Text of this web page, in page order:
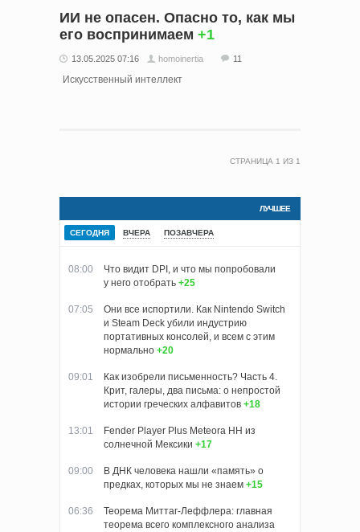
ИИ не опасен. Опасно то, как мы
его воспринимаем +1
13.05.2025 07:16 homoinertia 11
Искусственный интеллект
СТРАНИЦА 1 ИЗ 1
ЛУЧШЕЕ
СЕГОДНЯ ВЧЕРА ПОЗАВЧЕРА
08:00
Что видит DPI, и что мы попробовали
у него отобрать +25
07:05
Они все испортили. Как Nintendo Switch
и Steam Deck убили индустрию
портативных консолей, и всем с этим
нормально +20
09:01
Как изобрели письменность? Часть 4.
Крит, галеры, два письма: о непростой
истории греческих алфавитов +18
13:01
Fender Player Plus Meteora HH из
солнечной Мексики +17
09:00
В ДНК человека нашли «память» о
предках, которых мы не знаем +15
06:36
Теорема Миттаг-Леффлера: главная
теорема всего комплексного анализа